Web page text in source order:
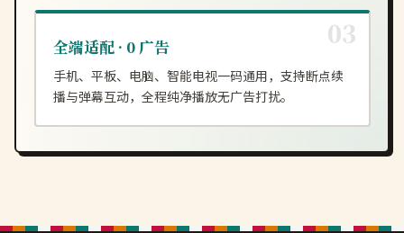
全端适配 · 0 广告
手机、平板、电脑、智能电视一码通用，支持断点续
播与弹幕互动，全程纯净播放无广告打扰。